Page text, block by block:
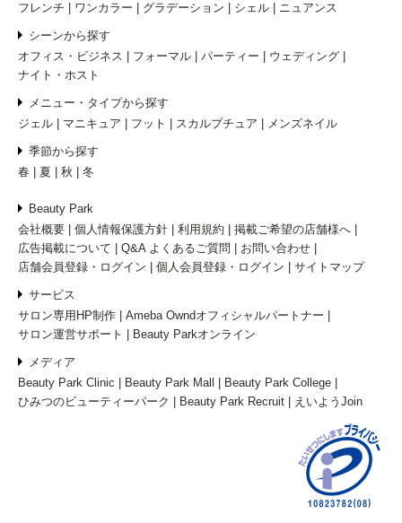
フレンチ
ワンカラー グラデーション シェル ニュアンス
シーンから探す
オフィス・ビジネス
フォーマル パーティー
ウェディング
ナイト・ホスト
メニュー・タイプから探す
ジェル
マニキュア フット スカルプチュア メンズネイル
季節から探す
春
夏 秋 冬
Beauty Park
会社概要
個人情報保護方針 利用規約
掲載ご希望の店舗様へ
広告掲載について
Q&A よくあるご質問
お問い合わせ
店舗会員登録・ログイン
個人会員登録・ログイン サイトマップ
サービス
サロン専用HP制作
Ameba Owndオフィシャルパートナー
サロン運営サポート
Beauty Parkオンライン
メディア
Beauty Park Clinic
Beauty Park Mall
Beauty Park College
ひみつのビューティーパーク
Beauty Park Recruit えいようJoin